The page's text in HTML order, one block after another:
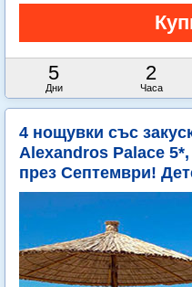
5
Дни
2
Часа
4 нощувки със
Alexandros Palace
през Септември!